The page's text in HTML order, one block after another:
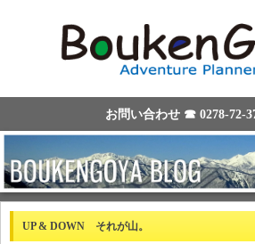
お問い合わせ ☎ 0278-72-
UP & DOWN それが山。